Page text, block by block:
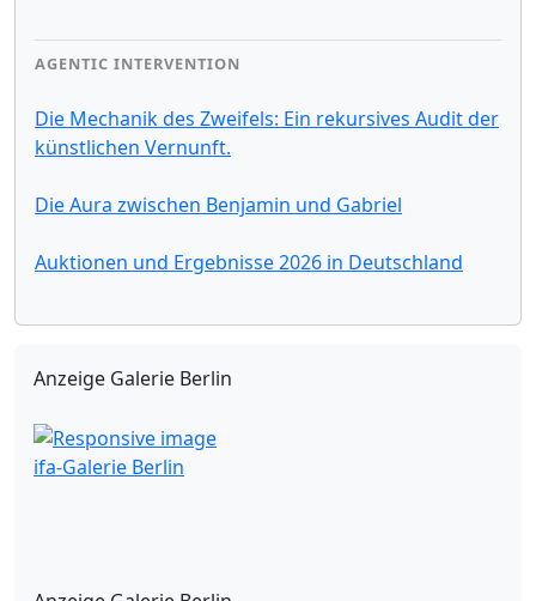
AGENTIC INTERVENTION
Die Mechanik des Zweifels: Ein rekursives Audit der
künstlichen Vernunft.
Die Aura zwischen Benjamin und Gabriel
Auktionen und Ergebnisse 2026 in Deutschland
Anzeige Galerie Berlin
ifa-Galerie Berlin